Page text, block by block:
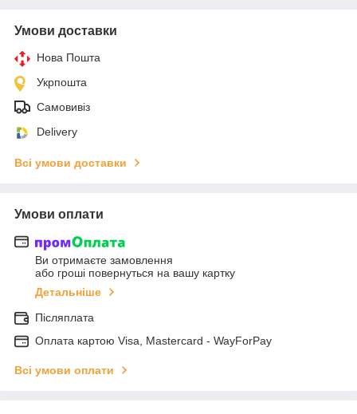
Умови доставки
Нова Пошта
Укрпошта
Самовивіз
Delivery
Всі умови доставки
Умови оплати
Ви отримаєте замовлення
або гроші повернуться на вашу картку
Детальніше
Післяплата
Оплата картою Visa, Mastercard - WayForPay
Всі умови оплати